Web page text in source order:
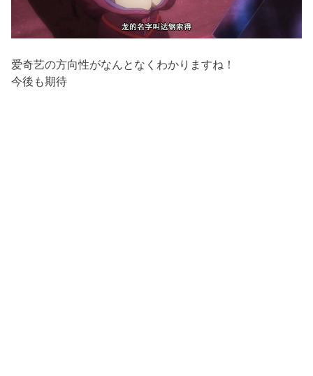
爱奇艺の方向性がなんとなくわかりますね！
今後も期待